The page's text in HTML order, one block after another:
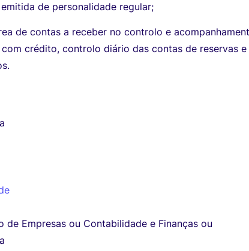
de personalidade regular;
de contas a receber no controlo e
crédito, controlo diário das contas de reservas e
de Empresas ou Contabilidade e Finanças ou